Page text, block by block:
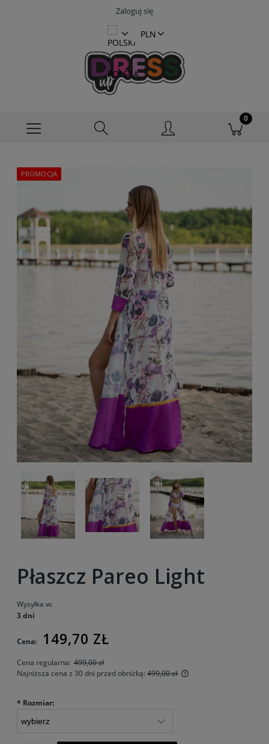
Zaloguj się
PROMOCJA
Płaszcz Pareo Light
Wysyłka w:
3 dni
Cena: 149,70 ZŁ
Cena regularna: 499,00 zł
Najniższa cena z 30 dni przed obniżką: 499,00 zł
* Rozmiar: